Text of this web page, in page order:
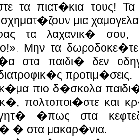
τα πιατ�κια τους!
μια
τα λαχανικ� σου,
Μην τα
στα παιδι� δεν
προτιμ�σεις.
πιο δ�σκολα
πολτοποι�στε και
�πως στα
� στα μακαρ�νια.